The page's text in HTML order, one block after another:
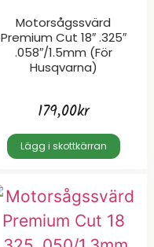
Motorsågssvärd
Premium Cut 18″ .325″
.058″/1.5mm (för
Husqvarna)
179,00kr
Lägg i skottkärran